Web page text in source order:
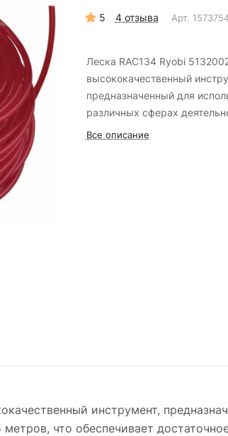
5 4 отзыва Арт.
Леска RAC134 Ryobi
высококачественный
предназначенный для
различных сферах
диаметр 2.4 мм и длину 25
Простота
наматывается на
Все описание
инструмент,
что обеспечивает